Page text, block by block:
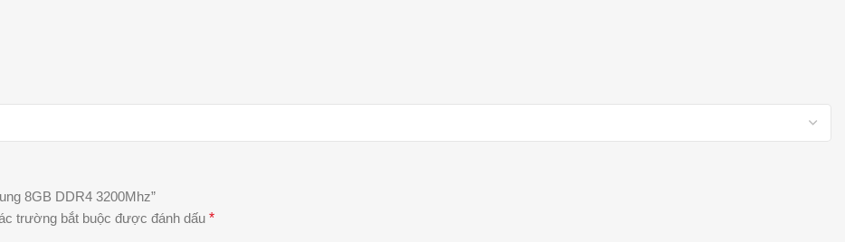
8GB DDR4 3200Mhz”
trường bắt buộc được đánh dấu *